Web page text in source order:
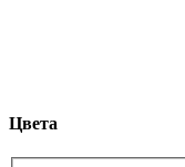
Цвета